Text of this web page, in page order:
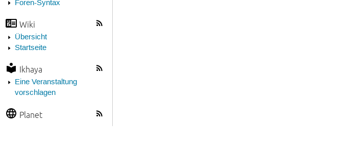
Foren-Syntax
Wiki
Übersicht
Startseite
Ikhaya
Eine Veranstaltung
vorschlagen
Planet